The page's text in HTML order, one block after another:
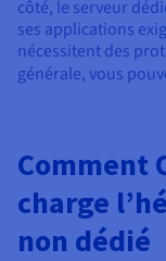
côté, le serveur
ses applications
nécessitent des
générale, vous
Comment
charge
non dédié